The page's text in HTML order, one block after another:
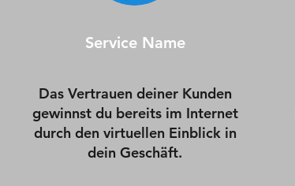
Service Name
Das Vertrauen deiner Kunden
gewinnst du bereits im Internet
durch den virtuellen Einblick in
dein Geschäft.